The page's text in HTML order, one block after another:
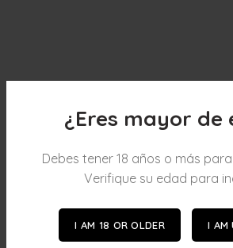
¿Eres mayor de
Debes tener 18 años o más
Verifique su edad para
I AM 18 OR OLDER I AM